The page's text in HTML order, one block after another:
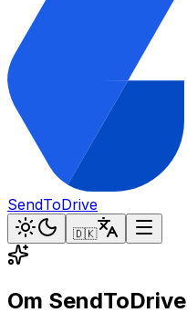
SendToDrive
🇩🇰
Om SendToDrive